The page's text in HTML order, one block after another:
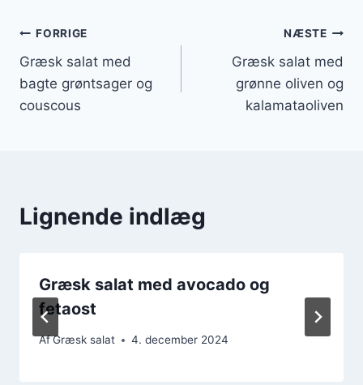
Indlægsnavigation
FORRIGE
Græsk salat med
bagte grøntsager og
couscous
NÆSTE
Græsk salat med
grønne oliven og
kalamataoliven
Lignende indlæg
Græsk salat med avocado og
fetaost
AfGræsk salat 4. december 2024